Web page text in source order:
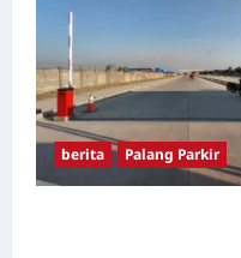
berita Palang Parkir